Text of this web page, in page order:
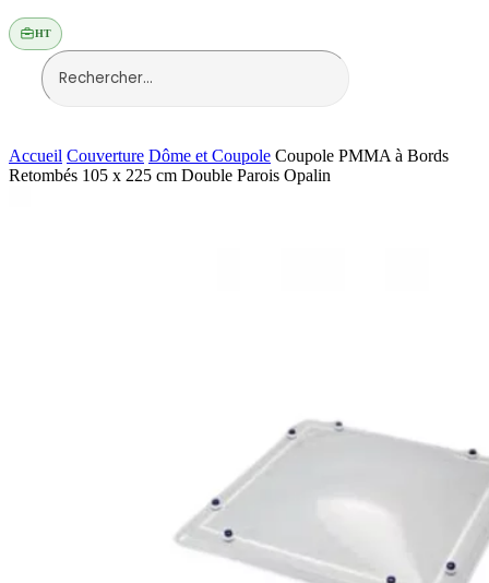
HT
Accueil Couverture Dôme et Coupole Coupole PMMA à Bords
Retombés 105 x 225 cm Double Parois Opalin